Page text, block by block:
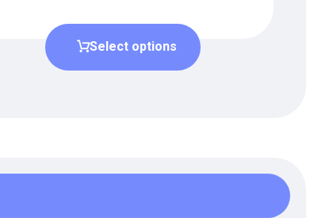
Select options